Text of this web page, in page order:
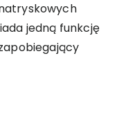
jedną funkcję